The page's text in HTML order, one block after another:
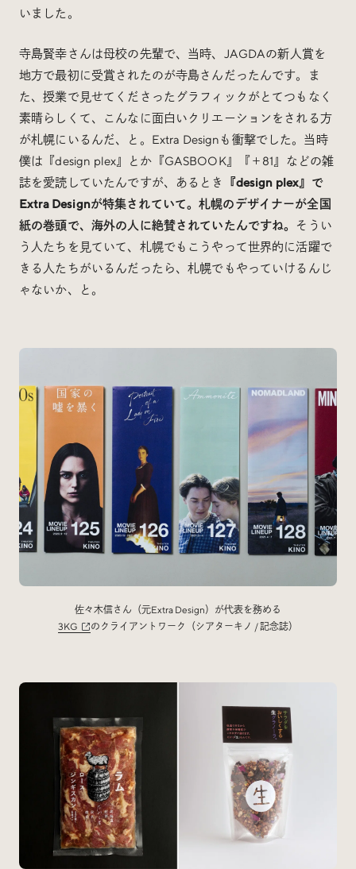
いました。
寺島賢幸さんは母校の先輩で、当時、JAGDAの新人賞を
地方で最初に受賞されたのが寺島さんだったんです。ま
た、授業で見せてくださったグラフィックがとてつもなく
素晴らしくて、こんなに面白いクリエーションをされる方
が札幌にいるんだ、と。Extra Designも衝撃でした。当時
僕は『design plex』とか『GASBOOK』『＋81』などの雑
誌を愛読していたんですが、あるとき
『design plex』で
Extra Designが特集されていて。札幌のデザイナーが全国
紙の巻頭で、海外の人に絶賛されていたんですね。 そうい
う人たちを見ていて、札幌でもこうやって世界的に活躍で
きる人たちがいるんだったら、札幌でもやっていけるんじ
ゃないか、と。
佐々木信さん（元Extra Design）が代表を務める
3KG
のクライアントワーク（シアターキノ / 記念誌）